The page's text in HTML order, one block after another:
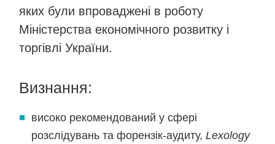
яких були впроваджені в роботу
Міністерства економічного розвитку і
торгівлі України.
Визнання:
високо рекомендований у сфері
розслідувань та форензік-аудиту,Lexology